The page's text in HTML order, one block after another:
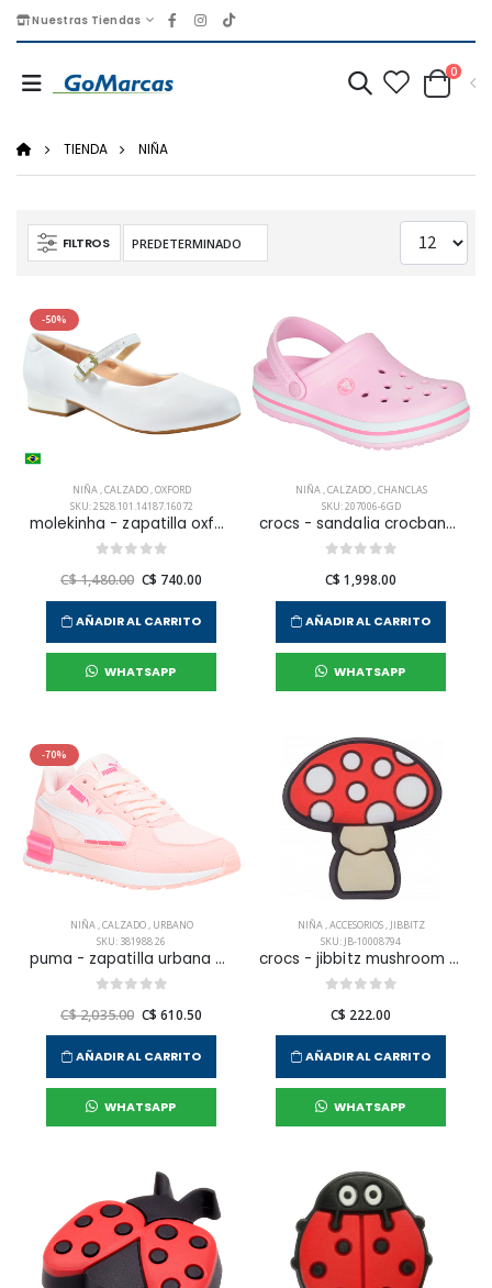
Nuestras Tiendas
0
TIENDA NIÑA
FILTROS
-50%
NIÑA,CALZADO,OXFORD
SKU: 2528.101.14187.16072
molekinha - zapatilla oxford casual para niña infante
C$ 1,480.00 C$ 740.00
AÑADIR AL CARRITO
WHATSAPP
NIÑA,CALZADO,CHANCLAS
SKU: 207006-6GD
crocs - sandalia crocband clog k para niña
C$ 1,998.00
AÑADIR AL CARRITO
WHATSAPP
-70%
NIÑA,CALZADO, URBANO
SKU: 381988 26
puma - zapatilla urbana graviton para niña junior
C$ 2,035.00 C$ 610.50
AÑADIR AL CARRITO
WHATSAPP
NIÑA,ACCESORIOS, JIBBITZ
SKU: JB-10008794
crocs - jibbitz mushroom unisex
C$ 222.00
AÑADIR AL CARRITO
WHATSAPP